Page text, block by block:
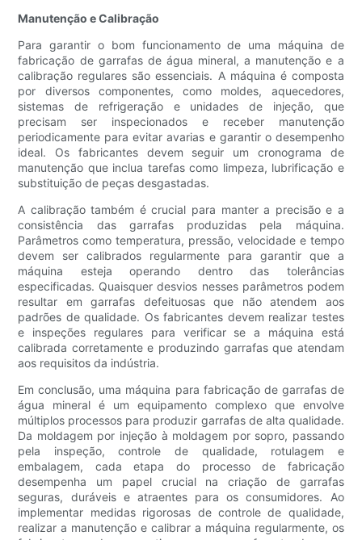
Manutenção e Calibração
Para garantir o bom funcionamento de uma máquina de
fabricação de garrafas de água mineral, a manutenção e a
calibração regulares são essenciais. A máquina é composta
por diversos componentes, como moldes, aquecedores,
sistemas de refrigeração e unidades de injeção, que
precisam ser inspecionados e receber manutenção
periodicamente para evitar avarias e garantir o desempenho
ideal. Os fabricantes devem seguir um cronograma de
manutenção que inclua tarefas como limpeza, lubrificação e
substituição de peças desgastadas.
A calibração também é crucial para manter a precisão e a
consistência das garrafas produzidas pela máquina.
Parâmetros como temperatura, pressão, velocidade e tempo
devem ser calibrados regularmente para garantir que a
máquina esteja operando dentro das tolerâncias
especificadas. Quaisquer desvios nesses parâmetros podem
resultar em garrafas defeituosas que não atendem aos
padrões de qualidade. Os fabricantes devem realizar testes
e inspeções regulares para verificar se a máquina está
calibrada corretamente e produzindo garrafas que atendam
aos requisitos da indústria.
Em conclusão, uma máquina para fabricação de garrafas de
água mineral é um equipamento complexo que envolve
múltiplos processos para produzir garrafas de alta qualidade.
Da moldagem por injeção à moldagem por sopro, passando
pela inspeção, controle de qualidade, rotulagem e
embalagem, cada etapa do processo de fabricação
desempenha um papel crucial na criação de garrafas
seguras, duráveis ​​e atraentes para os consumidores. Ao
implementar medidas rigorosas de controle de qualidade,
realizar a manutenção e calibrar a máquina regularmente, os